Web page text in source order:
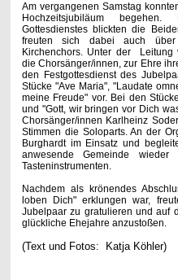
Am vergangenen Samstag
Hochzeitsjubiläum
Gottesdienstes blickten die
freuten sich dabei auch
Kirchenchors. Unter der Leitung
die Chorsänger/innen, zur Ehre
den Festgottesdienst des
Stücke "Ave Maria", "Laudate
meine Freude" vor. Bei den
und "Gott, wir bringen vor Dich
Chorsänger/innen Karlheinz
Stimmen die Soloparts. An der
Burghardt im Einsatz und
anwesende Gemeinde
Tasteninstrumenten.
Nachdem als krönendes
loben Dich" erklungen war,
Jubelpaar zu gratulieren und auf
glückliche Ehejahre anzustoßen.
(Text und Fotos: Katja Köhler)